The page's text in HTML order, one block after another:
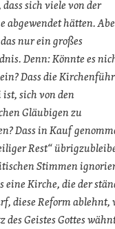
dass sich viele von der
abgewendet hätten.
nur ein großes
Denn: Könnte es
Dass die
sich von den
Gläubigen zu
Dass in Kauf
Rest“
Stimmen
eine Kirche, die der
diese Reform ablehnt,
des Geistes Gottes